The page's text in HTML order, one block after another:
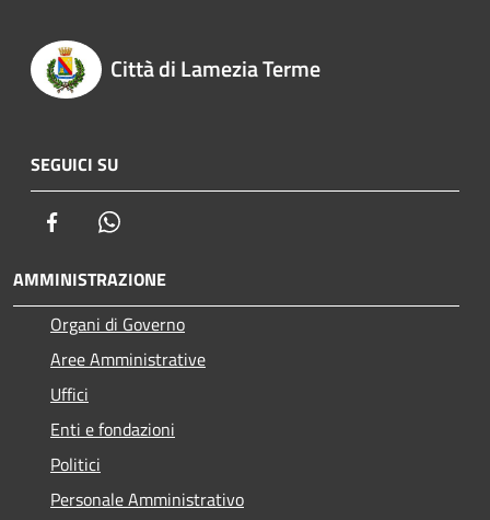
Città di Lamezia Terme
SEGUICI SU
Facebook
AMMINISTRAZIONE
Organi di Governo
Aree Amministrative
Uffici
Enti e fondazioni
Politici
Personale Amministrativo